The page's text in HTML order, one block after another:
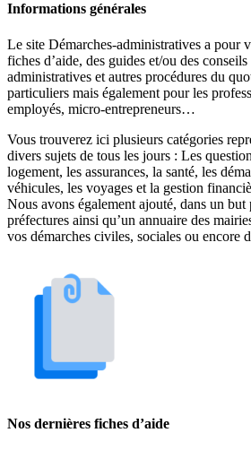
Informations générales
Le site Démarches-administratives a pour
fiches d’aide, des guides et/ou des
administratives et autres procédures du
particuliers mais également pour les
employés, micro-entrepreneurs…
Vous trouverez ici plusieurs catégories
divers sujets de tous les jours : Les
logement, les assurances, la santé, les
véhicules, les voyages et la gestion
Nous avons également ajouté, dans un
préfectures ainsi qu’un annuaire des
vos démarches civiles, sociales ou encore
Nos dernières fiches d’aide